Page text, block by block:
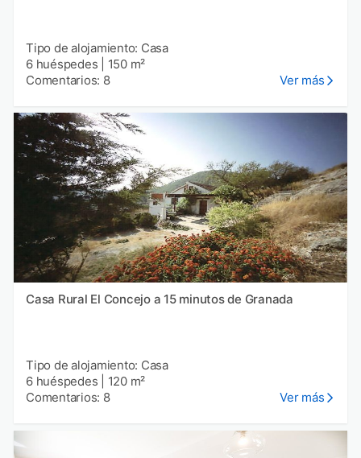
Tipo de alojamiento: Casa
6 huéspedes
150 m²
Comentarios: 8
Ver más
Casa Rural El Concejo a 15 minutos de Granada
Tipo de alojamiento: Casa
6 huéspedes
120 m²
Comentarios: 8
Ver más